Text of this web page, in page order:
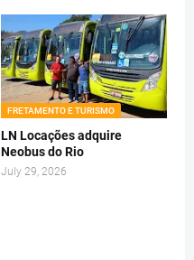
FRETAMENTO E TURISMO
LN Locações adquire
Neobus do Rio
July 29, 2026